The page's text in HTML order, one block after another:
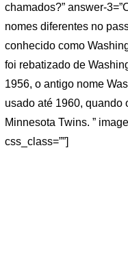
chamados?” answer-
nomes diferentes no
conhecido como
foi rebatizado de
1956, o antigo nome
usado até 1960, quando
Minnesota Twins. ”
css_class=””]